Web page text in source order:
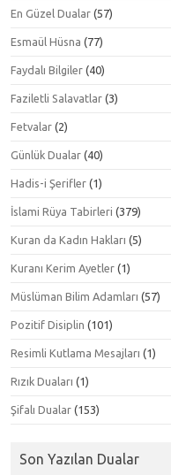
En Güzel Dualar (57)
Esmaül Hüsna (77)
Faydalı Bilgiler (40)
Faziletli Salavatlar (3)
Fetvalar (2)
Günlük Dualar (40)
Hadis-i Şerifler (1)
İslami Rüya Tabirleri (379)
Kuran da Kadın Hakları (5)
Kuranı Kerim Ayetler (1)
Müslüman Bilim Adamları (57)
Pozitif Disiplin (101)
Resimli Kutlama Mesajları (1)
Rızık Duaları (1)
Şifalı Dualar (153)
Son Yazılan Dualar